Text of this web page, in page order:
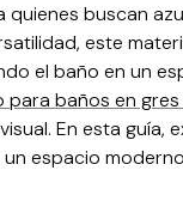
buscan
este
el baño en un
para baños en
En esta guía,
espacio